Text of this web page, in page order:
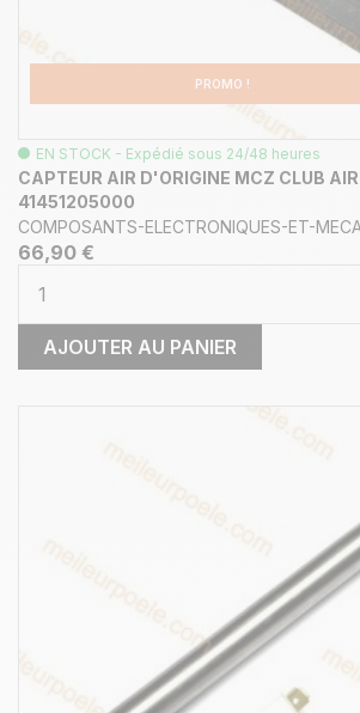
PROMO !
EN STOCK - Expédié sous 24/48 heures
CAPTEUR AIR D'ORIGINE MCZ CLUB AIR
41451205000
COMPOSANTS-ELECTRONIQUES-ET-
66,90 €
AJOUTER AU PANIER